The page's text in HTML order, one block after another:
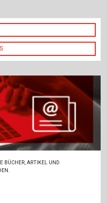
BÜCHER, ARTIKEL UND